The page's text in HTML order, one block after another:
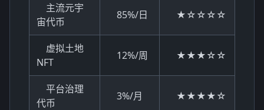
主流元宇
宙代币
85%/日 ★☆☆☆☆
虚拟土地
NFT
12%/周 ★★★☆☆
平台治理
代币
3%/月 ★★★★☆